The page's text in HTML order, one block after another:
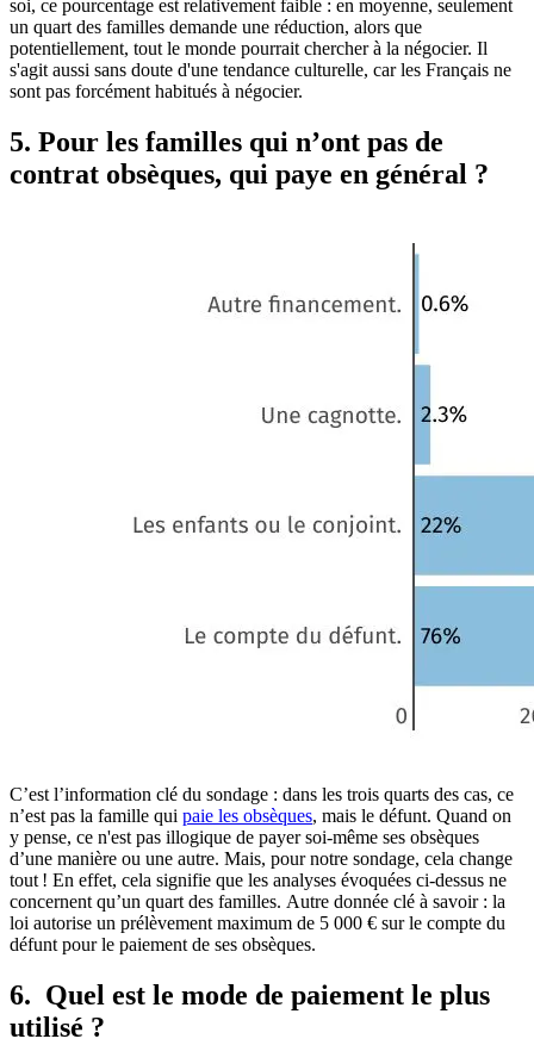
soi, ce pourcentage est relativement faible : en moyenne, seulement
un quart des familles demande une réduction, alors que
potentiellement, tout le monde pourrait chercher à la négocier. Il
s'agit aussi sans doute d'une tendance culturelle, car les Français ne
sont pas forcément habitués à négocier.
5. Pour les familles qui n’ont pas de
contrat obsèques, qui paye en général ?
C’est l’information clé du sondage : dans les trois quarts des cas, ce
n’est pas la famille qui paie les obsèques, mais le défunt. Quand on
y pense, ce n'est pas illogique de payer soi-même ses obsèques
d’une manière ou une autre. Mais, pour notre sondage, cela change
tout ! En effet, cela signifie que les analyses évoquées ci-dessus ne
concernent qu’un quart des familles. Autre donnée clé à savoir : la
loi autorise un prélèvement maximum de 5 000 € sur le compte du
défunt pour le paiement de ses obsèques.
6. Quel est le mode de paiement le plus
utilisé ?